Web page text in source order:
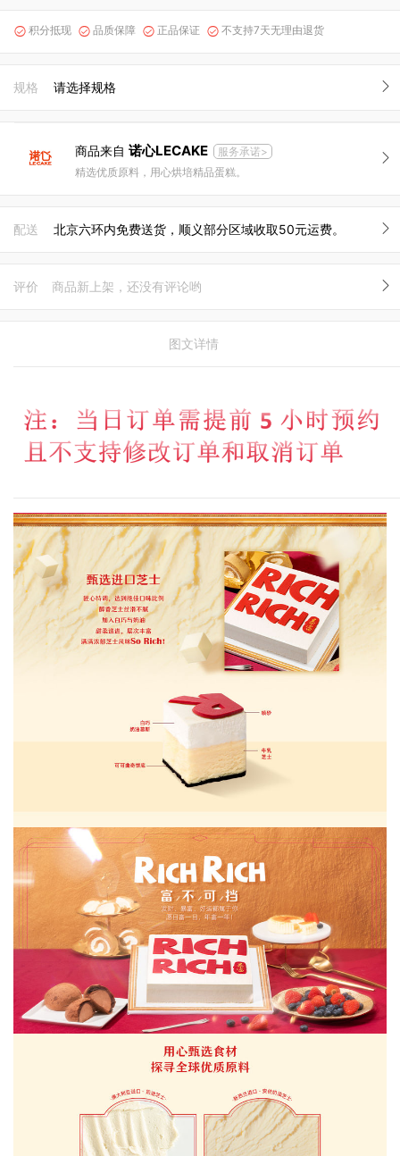
 积分抵现  品质保障  正品保证  不支持7天无理由退货
规格 请选择规格
商品来自 诺心LECAKE
服务承诺>
精选优质原料，用心烘培精品蛋糕。
配送 北京六环内免费送货，顺义部分区域收取50元运费。
评价 商品新上架，还没有评论哟
图文详情